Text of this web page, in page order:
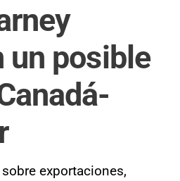
un posible
exportaciones,